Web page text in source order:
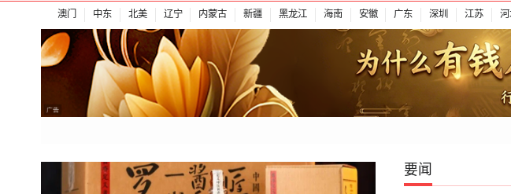
澳门 中东 北美 辽宁 内蒙古 新疆 黑龙江 海南 安徽 广东 深圳 江苏 河
要闻